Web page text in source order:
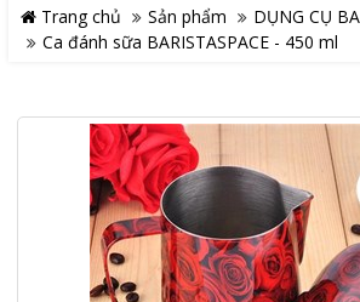
Trang chủ Sản phẩm
DỤNG CỤ
Ca đánh sữa BARISTASPACE - 450 ml